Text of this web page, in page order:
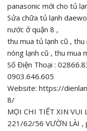
panasonic mới cho tủ
Sửa chữa tủ lạnh
nước ở quận 8 ,
thu mua tủ lạnh cũ ,
nóng lạnh cũ , thu mua
Số Điện Thoại :
0903.646.605
Website: https://
8/
MỌI CHI TIẾT XIN VUI
221/62/56 VƯỜN LÀI ,